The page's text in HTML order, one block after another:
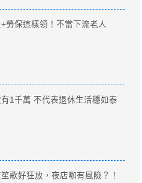
勞保這樣領！不當下流老人
1千萬 不代表退休生活穩如泰
歌好狂放，夜店咖有風險？！